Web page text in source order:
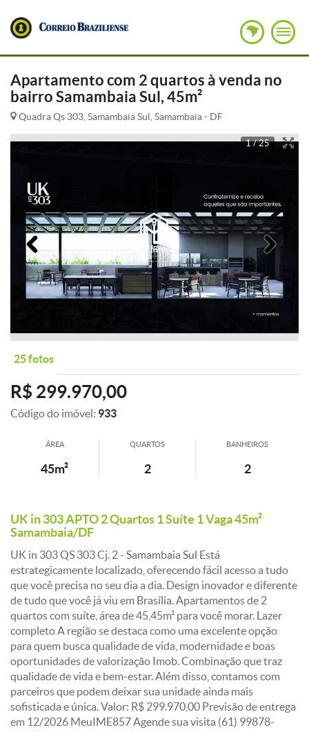
Apartamento com 2 quartos à venda no
bairro Samambaia Sul, 45m²
Quadra Qs 303, Samambaia Sul, Samambaia - DF
1 / 25
Anterior
25 fotos
R$ 299.970,00
Código do imóvel: 933
ÁREA
45m²
QUARTOS
2
BANHEIROS
2
UK in 303 APTO 2 Quartos 1 Suíte 1 Vaga 45m²
Samambaia/DF
UK in 303 QS 303 Cj. 2 - Samambaia Sul Está
estrategicamente localizado, oferecendo fácil acesso a tudo
que você precisa no seu dia a dia. Design inovador e diferente
de tudo que você já viu em Brasília. Apartamentos de 2
quartos com suíte, área de 45,45m² para você morar. Lazer
completo A região se destaca como uma excelente opção
para quem busca qualidade de vida, modernidade e boas
oportunidades de valorização Imob. Combinação que traz
qualidade de vida e bem-estar. Além disso, contamos com
parceiros que podem deixar sua unidade ainda mais
sofisticada e única. Valor: R$ 299.970,00 Previsão de entrega
em 12/2026 MeuIME857 Agende sua visita (61) 99878-